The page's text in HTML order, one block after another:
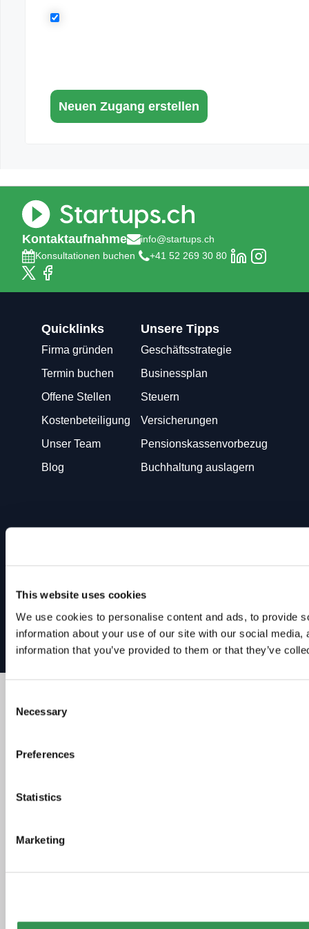
This website uses cookies
We use cookies to personalise content and ads, to provide
information about your use of our site with our social
information that you’ve provided to them or that they’ve
Selection
Necessary
Preferences
Statistics
Marketing
Kontaktaufnahme
info@startups.ch
Konsultationen buchen
+41 52 269 30 80
Quicklinks
Firma gründen
Termin buchen
Offene Stellen
Kostenbeteiligung
Unser Team
Blog
Unsere Tipps
Geschäftsstrategie
Businessplan
Steuern
Versicherungen
Pensionskassenvorbezug
Buchhaltung auslagern
We
Startups!
Powered byNexus Group AG
Impressum
AGB
Datenschutzerklärung